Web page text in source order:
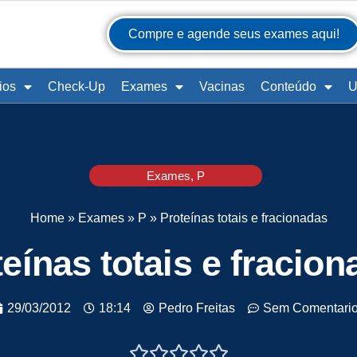
Compre e agende seus exames aqui!
Check-Up Exames Vacinas Conteúdo
Exames, P
Home» Exames» P » Proteínas totais e fracionadas
totais e
29/03/2012 18:14 Pedro Freitas Sem